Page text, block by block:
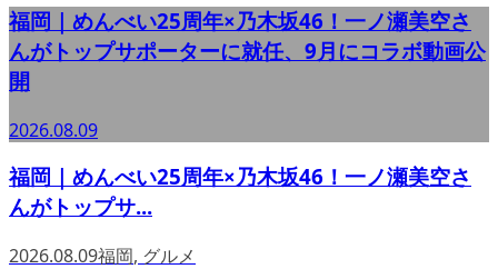
福岡｜めんべい25周年×乃木坂46！一ノ瀬美空さ
んがトップサポーターに就任、9月にコラボ動画公
開
2026.08.09
福岡｜めんべい25周年×乃木坂46！一ノ瀬美空さ
んがトップサ...
2026.08.09福岡, グルメ